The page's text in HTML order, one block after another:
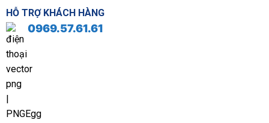
HỖ TRỢ KHÁCH HÀNG
0969.57.61.61